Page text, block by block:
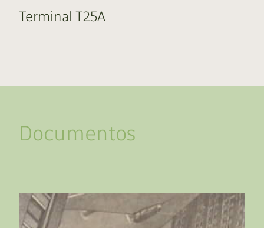
Terminal T25A
Documentos